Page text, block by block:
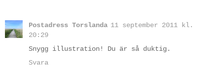
Postadress Torslanda 11 september 2011 kl.
20:29
Snygg illustration! Du är så duktig.
Svara